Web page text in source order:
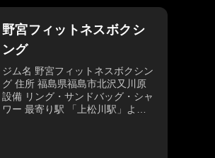
野宮フィットネスボクシ
ング
ジム名 野宮フィットネスボクシン
グ 住所 福島県福島市北沢又川原
設備 リング・サンドバッグ・シャ
ワー 最寄り駅 「上松川駅」より